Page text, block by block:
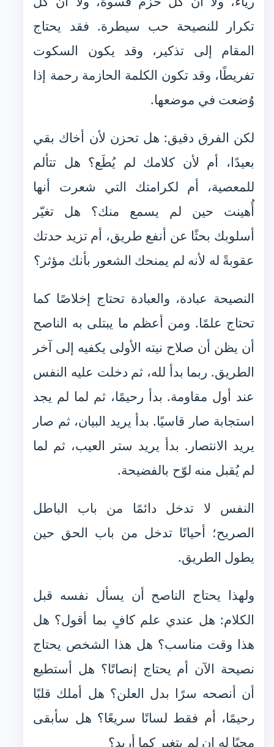
تكرار للنصيحة حب سيطرة. فقد يحتاج
المقام إلى تذكير، وقد يكون السكوت
تفريطًا، وقد تكون الكلمة الحازمة رحمة إذا
وُضعت في موضعها.
لكن الفرق دقيق: هل تحزن لأن أخاك بقي
بعيدًا، أم لأن كلامك لم يُطَع؟ هل تتألم
للمعصية، أم لكرامتك التي شعرت أنها
أُهينت حين لم يسمع منك؟ هل تغيّر
أسلوبك بحثًا عن أنفع طريق، أم تزيد حدتك
عقوبةً له لأنه لم يمنحك الشعور بأنك مؤثر؟
النصيحة عبادة، والعبادة تحتاج إخلاصًا كما
تحتاج علمًا. ومن أعظم ما يبتلى به الناصح
أن يظن أن صلاح نيته الأولى يكفيه إلى آخر
الطريق. ربما بدأ لله، ثم دخلت عليه النفس
عند أول مقاومة. بدأ رحيمًا، ثم لما لم يجد
استجابة صار قاسيًا. بدأ يريد البيان، ثم صار
يريد الانتصار. بدأ يريد ستر العيب، ثم لما
لم يُقبل منه لوّح بالفضيحة.
النفس لا تدخل دائمًا من باب الباطل
الصريح؛ أحيانًا تدخل من باب الحق حين
يطول الطريق.
ولهذا يحتاج الناصح أن يسأل نفسه قبل
الكلام: هل عندي علم كافٍ بما أقول؟ هل
هذا وقت مناسب؟ هل هذا الشخص يحتاج
نصيحة الآن أم يحتاج إنصاتًا؟ هل أستطيع
أن أنصحه سرًا بدل العلن؟ هل أملك قلبًا
رحيمًا، أم فقط لسانًا سريعًا؟ هل سأبقى
محبًا له إن لم يتغير كما أريد؟